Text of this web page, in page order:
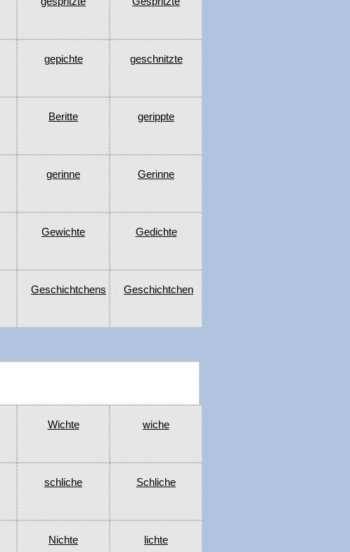
gepichte geschnitzte
Beritte gerippte
gerinne Gerinne
Gewichte Gedichte
Geschichtchens Geschichtchen
Wichte wiche
schliche Schliche
Nichte lichte